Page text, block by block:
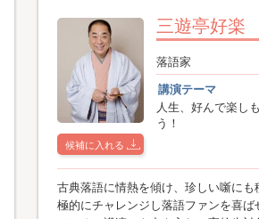
候補に入れる
三遊亭好楽
落語家
講演テーマ
人生、好んで楽しも
う！
古典落語に情熱を傾け、珍しい噺にも
極的にチャレンジし落語ファンを喜ば